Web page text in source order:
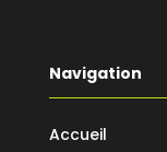
Navigation
Accueil